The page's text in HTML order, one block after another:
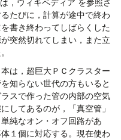
，ウィキペディア を参照さ
たびに，計算が途中で終わ
書き終わってしばらくした
突然切れてしまい，また立
は，超巨大ＰＣクラスター
知らない世代の方もいると
スで作った管の内部の空気
してあるのが，「真空管」
純なオン・オフ回路があ
１個に対応する。現在使わ